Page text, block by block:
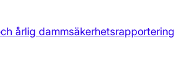
årlig dammsäkerhetsrapportering